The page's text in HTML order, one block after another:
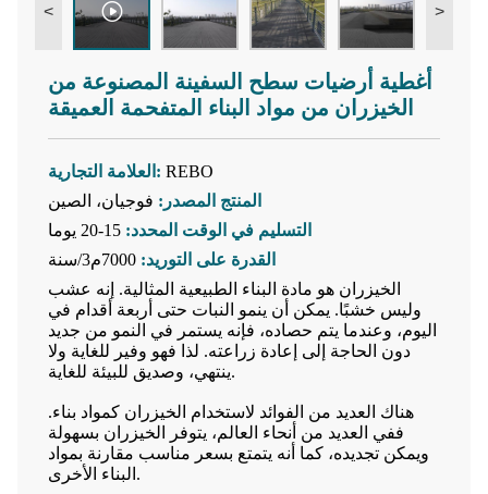
< >
أغطية أرضيات سطح السفينة المصنوعة من
الخيزران من مواد البناء المتفحمة العميقة
العلامة التجارية: REBO
المنتج المصدر: فوجيان، الصين
التسليم في الوقت المحدد: 15-20 يوما
القدرة على التوريد: 7000م3/سنة
الخيزران هو مادة البناء الطبيعية المثالية. إنه عشب
وليس خشبًا. يمكن أن ينمو النبات حتى أربعة أقدام في
اليوم، وعندما يتم حصاده، فإنه يستمر في النمو من جديد
دون الحاجة إلى إعادة زراعته. لذا فهو وفير للغاية ولا
ينتهي، وصديق للبيئة للغاية.
هناك العديد من الفوائد لاستخدام الخيزران كمواد بناء.
ففي العديد من أنحاء العالم، يتوفر الخيزران بسهولة
ويمكن تجديده، كما أنه يتمتع بسعر مناسب مقارنة بمواد
البناء الأخرى.